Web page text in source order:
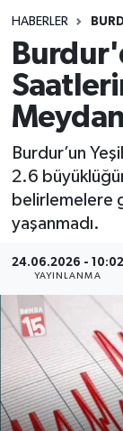
HABERLER
Burdur’un
2.6
belirlemelere
yaşanmadı.
24.06.2026 - 10:02
YAYINLANMA
Spor
Tebrik
Türkiye